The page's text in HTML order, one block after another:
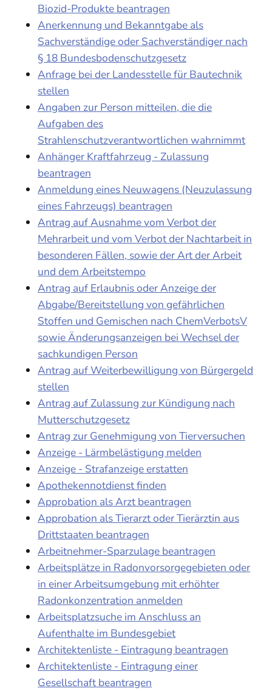
Biozid-Produkte beantragen
Anerkennung und Bekanntgabe als
Sachverständige oder Sachverständiger nach
§ 18 Bundesbodenschutzgesetz
Anfrage bei der Landesstelle für Bautechnik
stellen
Angaben zur Person mitteilen, die die
Aufgaben des
Strahlenschutzverantwortlichen wahrnimmt
Anhänger Kraftfahrzeug - Zulassung
beantragen
Anmeldung eines Neuwagens (Neuzulassung
eines Fahrzeugs) beantragen
Antrag auf Ausnahme vom Verbot der
Mehrarbeit und vom Verbot der Nachtarbeit in
besonderen Fällen, sowie der Art der Arbeit
und dem Arbeitstempo
Antrag auf Erlaubnis oder Anzeige der
Abgabe/Bereitstellung von gefährlichen
Stoffen und Gemischen nach ChemVerbotsV
sowie Änderungsanzeigen bei Wechsel der
sachkundigen Person
Antrag auf Weiterbewilligung von Bürgergeld
stellen
Antrag auf Zulassung zur Kündigung nach
Mutterschutzgesetz
Antrag zur Genehmigung von Tierversuchen
Anzeige - Lärmbelästigung melden
Anzeige - Strafanzeige erstatten
Apothekennotdienst finden
Approbation als Arzt beantragen
Approbation als Tierarzt oder Tierärztin aus
Drittstaaten beantragen
Arbeitnehmer-Sparzulage beantragen
Arbeitsplätze in Radonvorsorgegebieten oder
in einer Arbeitsumgebung mit erhöhter
Radonkonzentration anmelden
Arbeitsplatzsuche im Anschluss an
Aufenthalte im Bundesgebiet
Architektenliste - Eintragung beantragen
Architektenliste - Eintragung einer
Gesellschaft beantragen